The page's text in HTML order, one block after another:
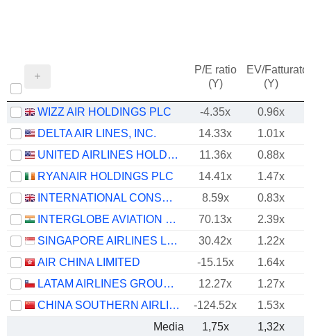
P/E ratio
(Y)
EV/Fatturato
(Y)
WIZZ AIR HOLDINGS PLC -4.35x
0.96x
DELTA AIR LINES, INC.
14.33x
1.01x
UNITED AIRLINES HOLDINGS, INC.
11.36x
0.88x
RYANAIR HOLDINGS PLC
14.41x
1.47x
INTERNATIONAL CONSOLIDATED AIRLINES GROUP, S.A.
8.59x
0.83x
INTERGLOBE AVIATION LIMITED
70.13x 2.39x
SINGAPORE AIRLINES LIMITED
30.42x
1.22x
AIR CHINA LIMITED
-15.15x 1.64x
LATAM AIRLINES GROUP S.A.
12.27x
1.27x
CHINA SOUTHERN AIRLINES COMPANY LIMITED
-124.52x
1.53x
Media
1,75x
1,32x